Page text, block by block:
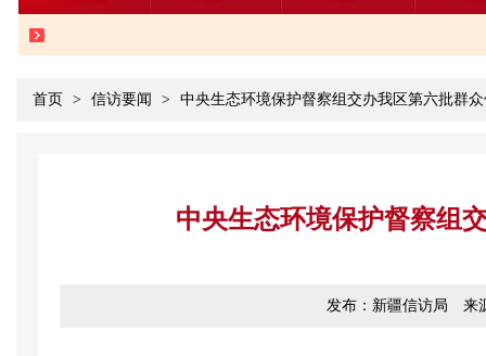
首页 > 信访要闻 > 中央生态环境保护督察组交办我区第六批群
中央生态环境保护督察组
发布：新疆信访局 来